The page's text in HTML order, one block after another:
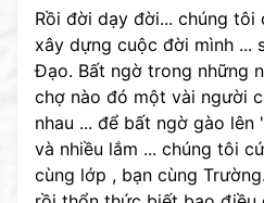
Rồi đời dạy đời... chúng
xây dựng cuộc đời mình ...
Đạo. Bất ngờ trong những
chợ nào đó một vài người
nhau ... để bất ngờ gào lên
và nhiều lắm ... chúng tôi
cùng lớp , bạn cùng